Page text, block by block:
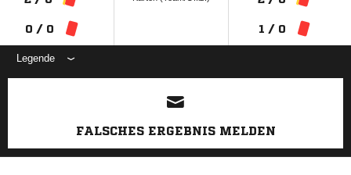
0 / 0 1 / 0
Legende
ANZEIGE
FALSCHES ERGEBNIS MELDEN